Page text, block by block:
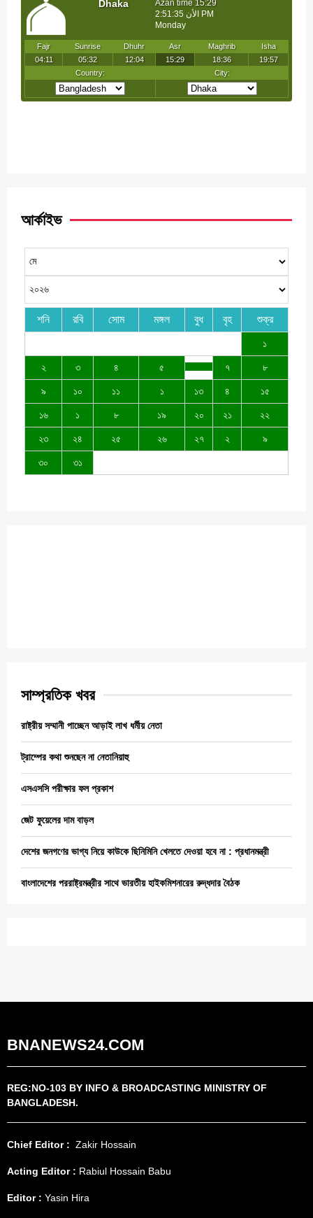
আর্কাইভ
শনি রবি সোম মঙ্গল বুধ বৃহ শুক্র
১
২ ৩ ৪ ৫ ৭ ৮
৯ ১০ ১১ ১ ১৩ ৪ ১৫
১৬ ১ ৮ ১৯ ২০ ২১ ২২
২৩ ২৪ ২৫ ২৬ ২৭ ২ ৯
৩০ ৩১
সাম্প্রতিক খবর
রাষ্ট্রীয় সম্মানী পাচ্ছেন আড়াই লাখ ধর্মীয় নেতা
ট্রাম্পের কথা শুনছেন না নেতানিয়াহু
এসএসসি পরীক্ষার ফল প্রকাশ
জেট ফুয়েলের দাম বাড়ল
দেশের জনগণের ভাগ্য নিয়ে কাউকে ছিনিমিনি খেলতে দেওয়া হবে না : প্রধানমন্ত্রী
বাংলাদেশের পররাষ্ট্রমন্ত্রীর সাথে ভারতীয় হাইকমিশনারের রুদ্ধদার বৈঠক
BNANEWS24.COM
REG:NO-103 BY INFO & BROADCASTING MINISTRY OF
BANGLADESH.
Chief Editor : Zakir Hossain
Acting Editor : Rabiul Hossain Babu
Editor : Yasin Hira